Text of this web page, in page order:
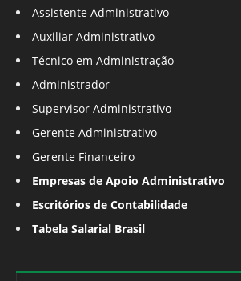
Assistente Administrativo
Auxiliar Administrativo
Técnico em Administração
Administrador
Supervisor Administrativo
Gerente Administrativo
Gerente Financeiro
Empresas de Apoio Administrativo
Escritórios de Contabilidade
Tabela Salarial Brasil